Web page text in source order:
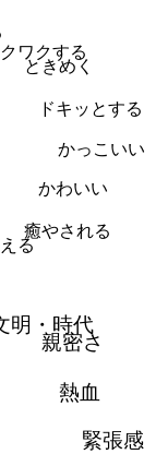
ワクする
ときめく
ドキッとする
かっこいい
かわいい
癒やされる
る
明・時代
親密さ
熱血
緊張感